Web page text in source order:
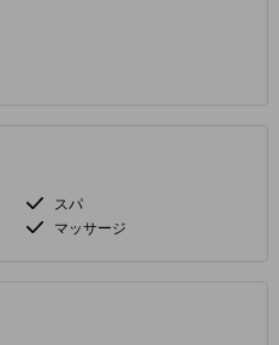
スパ
マッサージ